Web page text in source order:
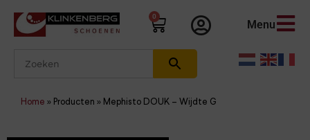
0
Menu
Home » Producten » Mephisto DOUK – Wijdte G